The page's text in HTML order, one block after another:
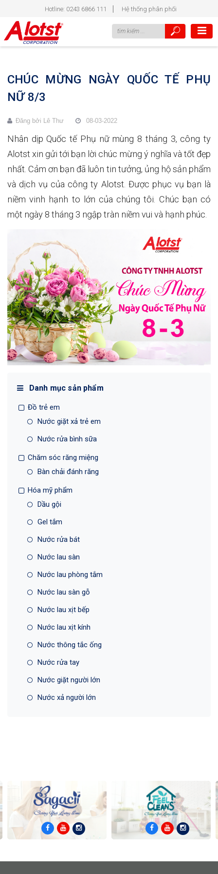
Hotline: 0243 6866 111 Hệ thống phân phối
CHÚC MỪNG NGÀY QUỐC TẾ PHỤ
NỮ 8/3
Đăng bởi Lê Thư 08-03-2022
Nhân dịp Quốc tế Phụ nữ mùng 8 tháng 3, công ty
Alotst xin gửi tới bạn lời chúc mừng ý nghĩa và tốt đẹp
nhất. Cảm ơn bạn đã luôn tin tưởng, ủng hộ sản phẩm
và dịch vụ của công ty Alotst. Được phục vụ bạn là
niềm vinh hạnh to lớn của chúng tôi. Chúc bạn có
một ngày 8 tháng 3 ngập tràn niềm vui và hạnh phúc.
Danh mục sản phẩm
Đồ trẻ em
Nước giặt xả trẻ em
Nước rửa bình sữa
Chăm sóc răng miệng
Bàn chải đánh răng
Hóa mỹ phẩm
Dầu gội
Gel tắm
Nước rửa bát
Nước lau sàn
Nước lau phòng tắm
Nước lau sàn gỗ
Nước lau xịt bếp
Nước lau xịt kính
Nước thông tắc ống
Nước rửa tay
Nước giặt người lớn
Nước xả người lớn